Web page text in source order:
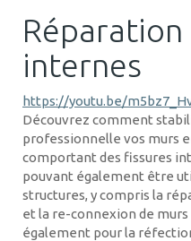
internes
https://youtu.be/
Découvrez comment
professionnelle vos murs
comportant des fissures
pouvant également être
structures, y compris la
et la re-connexion de
également pour la